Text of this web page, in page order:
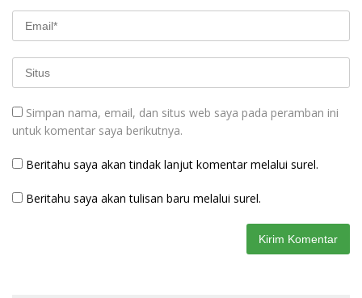
Simpan nama, email, dan situs web saya pada peramban ini
untuk komentar saya berikutnya.
Beritahu saya akan tindak lanjut komentar melalui surel.
Beritahu saya akan tulisan baru melalui surel.